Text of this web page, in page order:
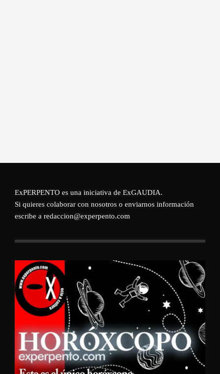
ExPERPENTO es una iniciativa de ExGAUDIA.
Si quieres colaborar con nosotros o enviarnos información
escribe a redaccion@experpento.com